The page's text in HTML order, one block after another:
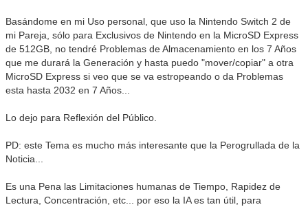
Basándome en mi Uso personal, que uso la Nintendo Switch 2 de
mi Pareja, sólo para Exclusivos de Nintendo en la MicroSD Express
de 512GB, no tendré Problemas de Almacenamiento en los 7 Años
que me durará la Generación y hasta puedo "mover/copiar" a otra
MicroSD Express si veo que se va estropeando o da Problemas
esta hasta 2032 en 7 Años...
Lo dejo para Reflexión del Público.
PD: este Tema es mucho más interesante que la Perogrullada de la
Noticia...
Es una Pena las Limitaciones humanas de Tiempo, Rapidez de
Lectura, Concentración, etc... por eso la IA es tan útil, para